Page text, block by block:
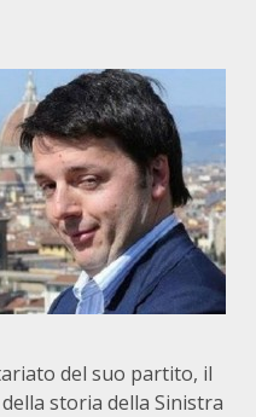
del suo partito, il
storia della Sinistra